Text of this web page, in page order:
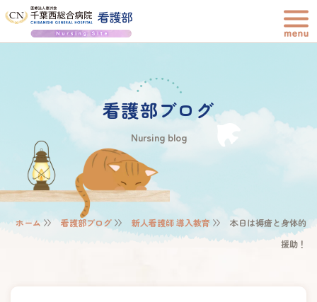
看護部ブログ
Nursing blog
ホーム 看護部ブログ 新人看護師 導入教育
本日は褥瘡と身体的
援助！